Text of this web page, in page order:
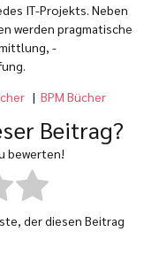
IT-Projekts. Neben
werden pragmatische
-
| BPM Bücher
Beitrag?
bewerten!
der diesen Beitrag